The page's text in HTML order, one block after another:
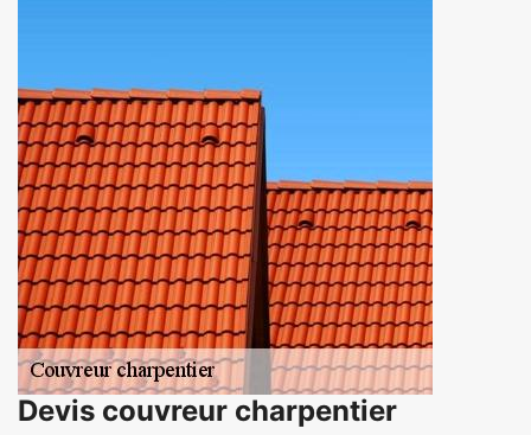
Devis couvreur charpentier